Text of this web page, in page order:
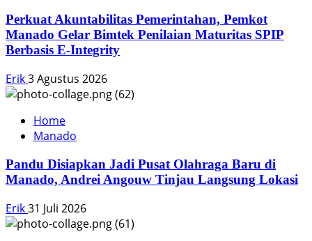
Perkuat Akuntabilitas Pemerintahan, Pemkot
Manado Gelar Bimtek Penilaian Maturitas SPIP
Berbasis E-Integrity
Erik3 Agustus 2026
Home
Manado
Pandu Disiapkan Jadi Pusat Olahraga Baru di
Manado, Andrei Angouw Tinjau Langsung Lokasi
Erik31 Juli 2026